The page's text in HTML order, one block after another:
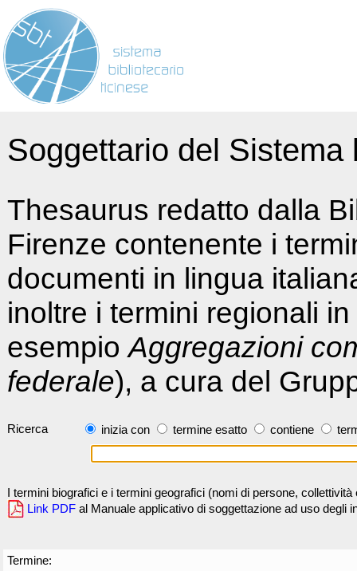
Soggettario del
Thesaurus redatto dalla
Firenze contenente i
documenti in lingua
inoltre i termini regionali
esempioAggregazioni
federale), a cura del
Ricerca inizia con termine esatto contiene
I termini biografici e i termini geografici (nomi di persone,
Link PDF al Manuale applicativo di soggettazione ad uso degli
Termine: